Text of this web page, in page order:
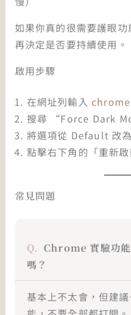
如果你真的很需要護眼
再決定是否要持續使用。
啟用步驟
在網址列輸入
搜尋 “Force Dark
將選項從 Default 改
點擊右下角的「重新
常見問題
Chrome 實驗功
嗎？
基本上不太會，但建